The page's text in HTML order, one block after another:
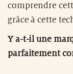
comprendre
grâce à cette
Y a-t-il une
parfaitement